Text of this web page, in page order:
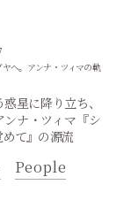
へ。アンナ・ツィマの軌
星に降り立ち、
ンナ・ツィマ『シ
て』の源流
People